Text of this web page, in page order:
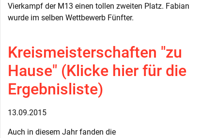
Vierkampf der M13 einen tollen zweiten Platz. Fabian
wurde im selben Wettbewerb Fünfter.
Kreismeisterschaften "zu
Hause" (Klicke hier für die
Ergebnisliste)
13.09.2015
Auch in diesem Jahr fanden die